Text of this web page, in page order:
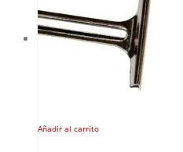
Añadir al carrito